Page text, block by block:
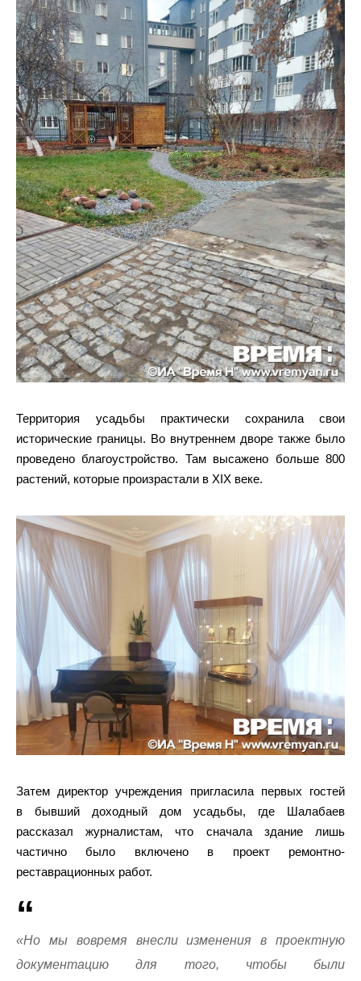
Территория усадьбы практически сохранила свои
исторические границы. Во внутреннем дворе также было
проведено благоустройство. Там высажено больше 800
растений, которые произрастали в XIX веке.
Затем директор учреждения пригласила первых гостей
в бывший доходный дом усадьбы, где Шалабаев
рассказал журналистам, что сначала здание лишь
частично было включено в проект ремонтно-
реставрационных работ.
«Но мы вовремя внесли изменения в проектную
документацию для того, чтобы были